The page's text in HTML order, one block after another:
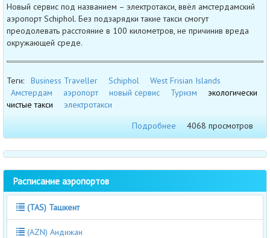
Новый сервис под названием – электротакси, ввёл амстердамский
аэропорт Schiphol. Без подзарядки такие такси смогут
преодолевать расстояние в 100 километров, не причинив вреда
окружающей среде.
Теги: Business Traveller Schiphol
West Frisian Islands
Амстердам
аэропорт новый сервис Туризм
экологически
чистые такси
электротакси
Подробнее
4068 просмотров
Расписание аэропортов
(TAS) Ташкент
(AZN) Андижан